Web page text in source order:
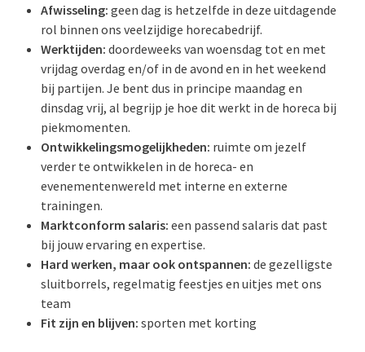
Afwisseling: geen dag is hetzelfde in deze uitdagende
rol binnen ons veelzijdige horecabedrijf.
Werktijden: doordeweeks van woensdag tot en met
vrijdag overdag en/of in de avond en in het weekend
bij partijen. Je bent dus in principe maandag en
dinsdag vrij, al begrijp je hoe dit werkt in de horeca bij
piekmomenten.
Ontwikkelingsmogelijkheden: ruimte om jezelf
verder te ontwikkelen in de horeca- en
evenementenwereld met interne en externe
trainingen.
Marktconform salaris: een passend salaris dat past
bij jouw ervaring en expertise.
Hard werken, maar ook ontspannen: de gezelligste
sluitborrels, regelmatig feestjes en uitjes met ons
team
Fit zijn en blijven: sporten met korting